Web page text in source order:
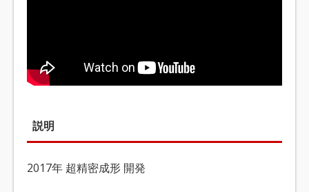
説明
2017年 超精密成形 開発